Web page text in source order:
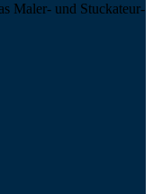
Maler- und Stucka­teur­